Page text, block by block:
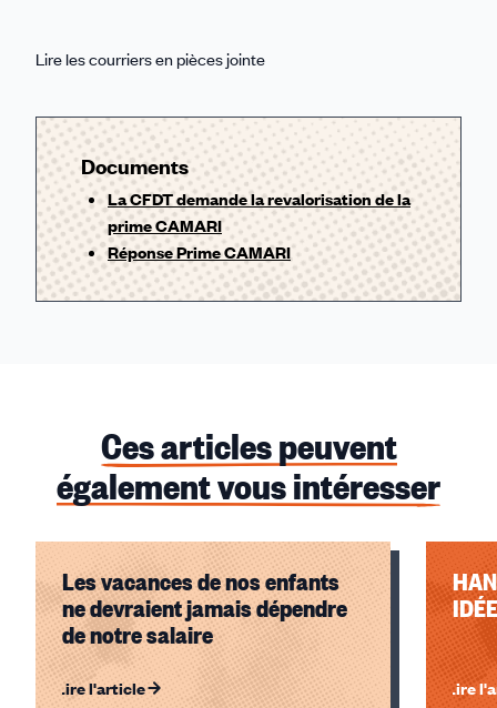
Lire les courriers en pièces jointe
Documents
La CFDT demande la revalorisation de la
prime CAMARI
Réponse Prime CAMARI
Ces articles peuvent
également vous intéresser
Les vacances de nos enfants
ne devraient jamais dépendre
de notre salaire
Lire l'article Lire